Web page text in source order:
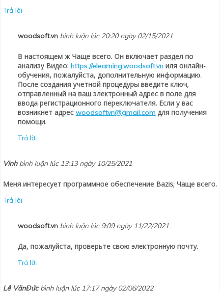
Trả lời
woodsoft.vn bình luận lúc 20:20 ngày 02/15/2021
В настоящем ж Чаще всего. Он включает раздел по
анализу Видео: https://elearning.woodsoft.vn иля онлайн-
обучения, пожалуйста, дополнительную информацию.
После создания учетной процедуры введите ключ,
отправленный на ваш электронный адрес в поле для
ввода регистрационного переключателя. Если у вас
возникнет адрес woodsoftvn@gmail.com для получения
помощи.
Trả lời
Vinh bình luận lúc 13:13 ngày 10/25/2021
Меня интересует программное обеспечение Bazis; Чаще всего.
Trả lời
woodsoft.vn bình luận lúc 9:09 ngày 11/22/2021
Да, пожалуйста, проверьте свою электронную почту.
Trả lời
Lê VănĐức bình luận lúc 17:17 ngày 02/06/2022